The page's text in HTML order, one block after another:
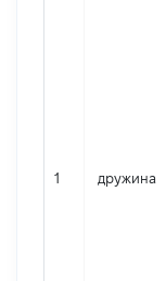
1 дружина